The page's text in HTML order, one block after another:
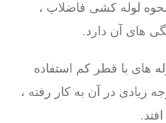
لوله کشی فاضلاب ،
های آن دارد.
های با قطر کم استفاده
زانویی های 90 درجه زیادی در آن به کار رفته ،